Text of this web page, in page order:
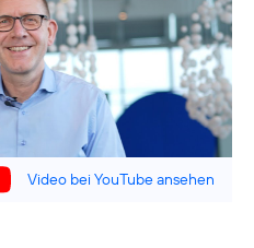
Video bei YouTube ansehen